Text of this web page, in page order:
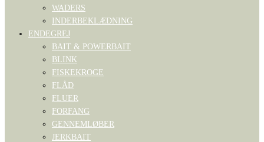
WADERS
INDERBEKLÆDNING
ENDEGREJ
BAIT & POWERBAIT
BLINK
FISKEKROGE
FLÅD
FLUER
FORFANG
GENNEMLØBER
JERKBAIT